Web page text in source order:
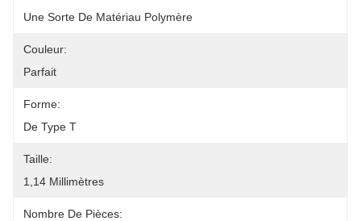
Une Sorte De Matériau Polymère
Couleur:
Parfait
Forme:
De Type T
Taille:
1,14 Millimètres
Nombre De Pièces: